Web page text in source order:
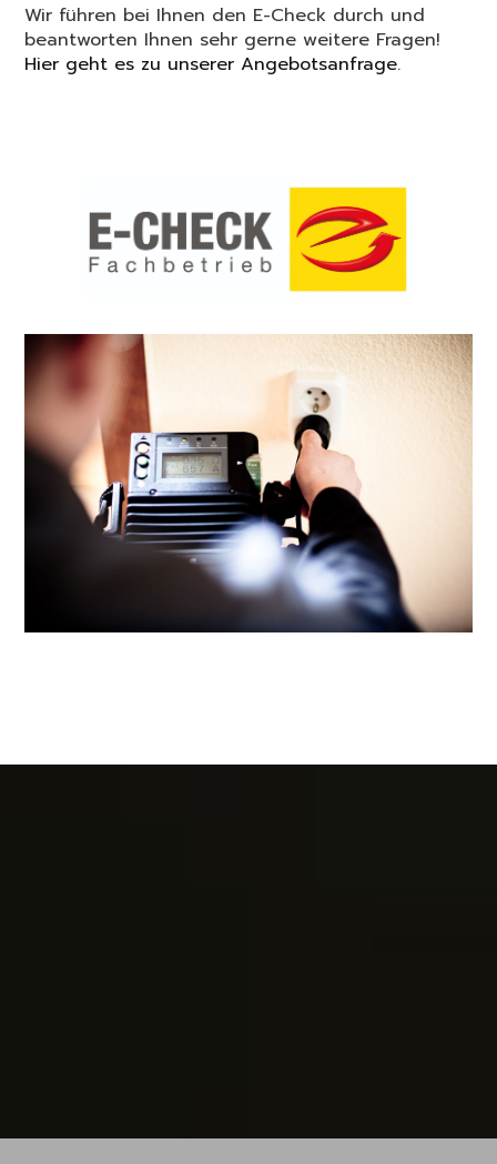
Wir führen bei Ihnen den E-Check durch und
beantworten Ihnen sehr gerne weitere Fragen!
Hier geht es zu unserer Angebotsanfrage.